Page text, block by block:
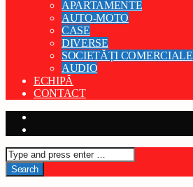
APARTAMENTE
AUTO-MOTO
CASE
DIVERSE
SOCIETĂȚI COMERCIALE
AUDIO
ECHIPĂ
CONTACT